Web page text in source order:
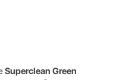
Superclean Green